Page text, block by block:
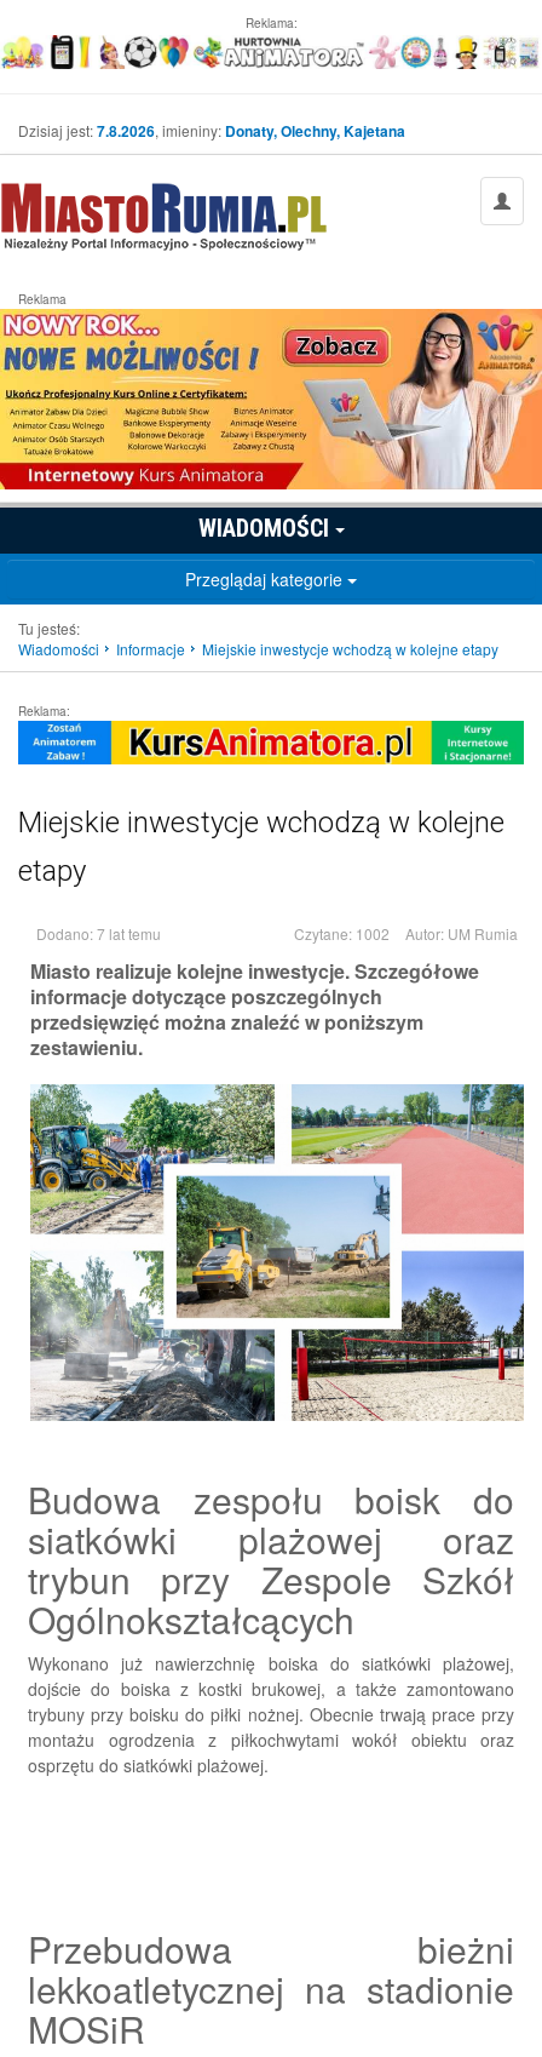
Reklama:
Dzisiaj jest:7.8.2026, imieniny: Donaty, Olechny, Kajetana
Reklama
WIADOMOŚCI
Przeglądaj kategorie
Tu jesteś:
Wiadomości
Informacje Miejskie inwestycje wchodzą w kolejne etapy
Reklama:
Miejskie inwestycje wchodzą w kolejne
etapy
Dodano: 7 lat temu Czytane: 1002 Autor: UM Rumia
Miasto realizuje kolejne inwestycje. Szczegółowe
informacje dotyczące poszczególnych
przedsięwzięć można znaleźć w poniższym
zestawieniu.
Budowa zespołu boisk do
siatkówki plażowej oraz
trybun przy Zespole Szkół
Ogólnokształcących
Wykonano już nawierzchnię boiska do siatkówki plażowej,
dojście do boiska z kostki brukowej, a także zamontowano
trybuny przy boisku do piłki nożnej. Obecnie trwają prace przy
montażu ogrodzenia z piłkochwytami wokół obiektu oraz
osprzętu do siatkówki plażowej.
Przebudowa bieżni
lekkoatletycznej na stadionie
MOSiR